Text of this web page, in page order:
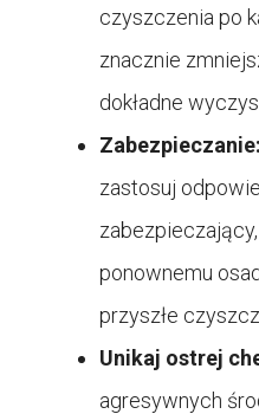
czyszczenia po
znacznie
dokładne
Zabezpieczanie:
zastosuj
ponownemu
przyszłe
Unikaj ostrej
agresywnych